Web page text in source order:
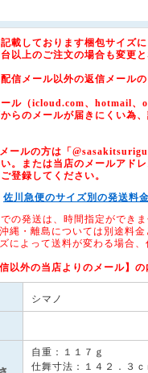
載しております梱包サイズに
台以上のご注文の場合も変更と
信メール以外の返信メール
ル（icloud.com、hotmail、
らのメールが届きにくい為
ールの方は「
。または当店のメールアド
登録してください。
佐川急便のサイズ別の発送料
の発送は、時間指定ができま
縄・離島については別途料金
によって送料が変わる場合
以外の当店よりのメール】の
シマノ
自重：１１７ｇ
仕舞寸法：１４２．３ｃ